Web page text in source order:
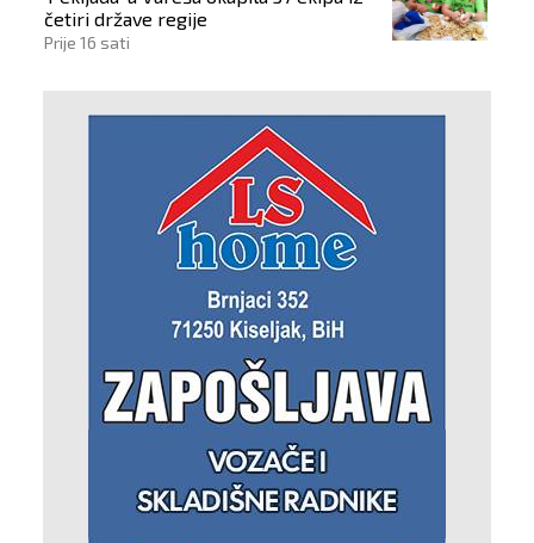
četiri države regije
Prije 16 sati